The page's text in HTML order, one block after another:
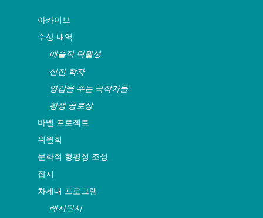
아카이브
수상 내역
예술적 탁월성
신진 학자
영감을 주는 극작가들
평생 공로상
바벨 프로젝트
위원회
문화적 형평성 조성
잡지
차세대 프로그램
레지던시